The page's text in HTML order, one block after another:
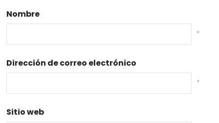
Nombre
*
Dirección de correo electrónico
*
Sitio web